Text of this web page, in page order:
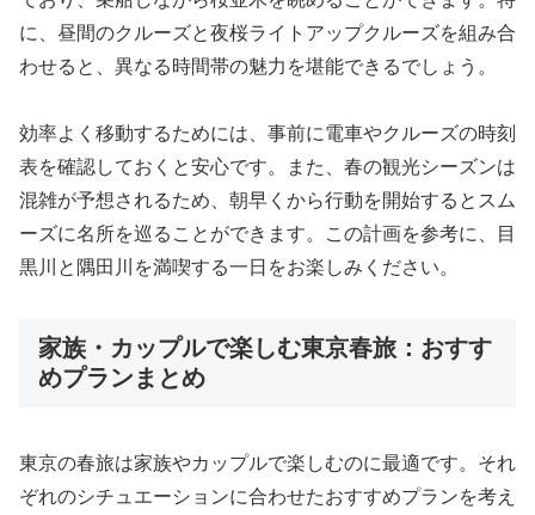
に、昼間のクルーズと夜桜ライトアップクルーズを組み合
わせると、異なる時間帯の魅力を堪能できるでしょう。
効率よく移動するためには、事前に電車やクルーズの時刻
表を確認しておくと安心です。また、春の観光シーズンは
混雑が予想されるため、朝早くから行動を開始するとスム
ーズに名所を巡ることができます。この計画を参考に、目
黒川と隅田川を満喫する一日をお楽しみください。
家族・カップルで楽しむ東京春旅：おすす
めプランまとめ
東京の春旅は家族やカップルで楽しむのに最適です。それ
ぞれのシチュエーションに合わせたおすすめプランを考え